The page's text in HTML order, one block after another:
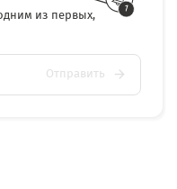
из первых,
Отправить